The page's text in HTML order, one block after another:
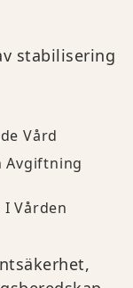
stabilisering
Vård
Avgiftning
Vården